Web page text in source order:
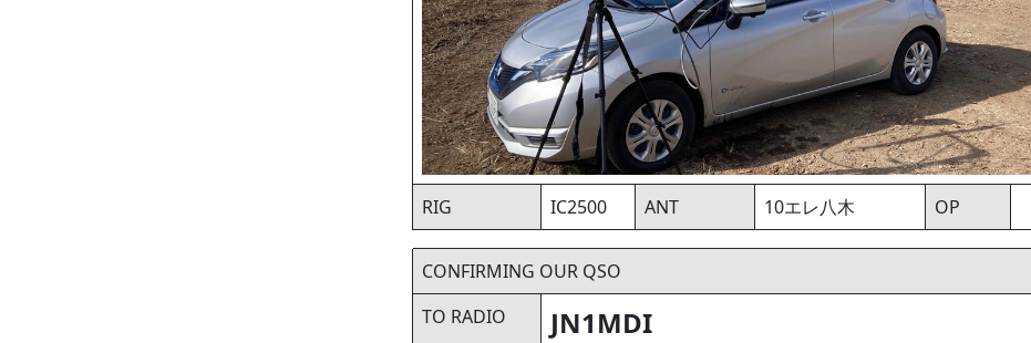
RIG IC2500 ANT 10エレ八木 OP
CONFIRMING OUR QSO
TO RADIO
JN1MDI